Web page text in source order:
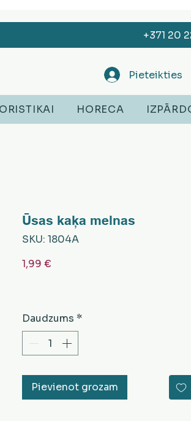
+371 20
Pieteikties
HORECA
Ūsas kaķa melnas
SKU: 1804A
1,99 €
Daudzums *
Pievienot grozam